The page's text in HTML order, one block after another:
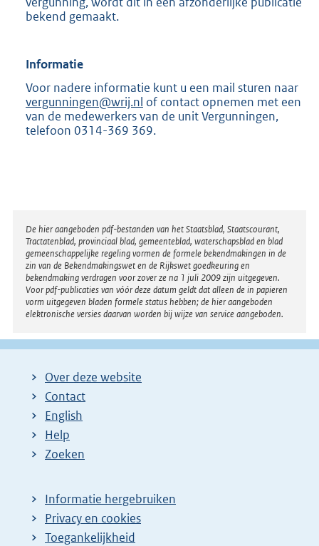
bekend gemaakt.
Informatie
Voor nadere informatie kunt u een mail sturen naar
vergunningen@wrij.nl of contact opnemen met een
van de medewerkers van de unit Vergunningen,
telefoon 0314-369 369.
Disclaimer
De hier aangeboden pdf-bestanden van het Staatsblad, Staatscourant,
Tractatenblad, provinciaal blad, gemeenteblad, waterschapsblad en blad
gemeenschappelijke regeling vormen de formele bekendmakingen in de
zin van de Bekendmakingswet en de Rijkswet goedkeuring en
bekendmaking verdragen voor zover ze na 1 juli 2009 zijn uitgegeven.
Voor pdf-publicaties van vóór deze datum geldt dat alleen de in papieren
vorm uitgegeven bladen formele status hebben; de hier aangeboden
elektronische versies daarvan worden bij wijze van service aangeboden.
Over deze website
Contact
English
Help
Zoeken
Informatie hergebruiken
Privacy en cookies
Toegankelijkheid